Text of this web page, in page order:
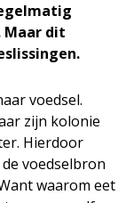
Maar dit
voedsel.
zijn kolonie
Hierdoor
voedselbron
waarom eet